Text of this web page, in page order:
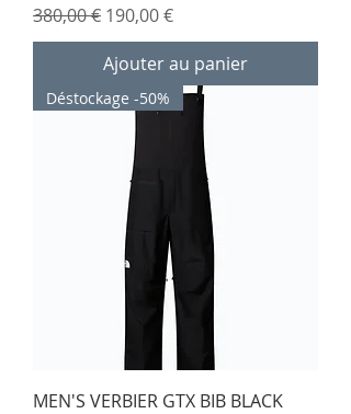
Prix original
380,00 € Prix promotionnel
190,00 €
Ajouter au panier
Déstockage -50%
MEN'S VERBIER GTX BIB BLACK